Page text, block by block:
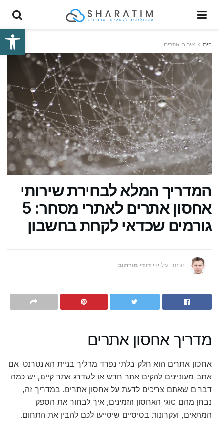
פתח
בית אירוח אתרים
המדריך המלא לבחירת שירותי
אחסון אתרים לאתרי מסחר: 5
גורמים שכדאי לקחת בחשבון
נכתב על ידי דודי מורתוב
מדריך אחסון אתרים
אחסון אתרים הוא חלק בלתי נפרד מהליך בניית האינטרנט. אם
אתם מעוניינים להקים אתר חדש או לשדרג אתר קיים, יש כמה
דברים שאתם צריכים לדעת על אחסון אתרים. במדריך זה,
נבחן מהם סוגי האחסון הזמינים, איך לבחור את הספק
המתאים, ועקרונות בסיסיים שיסייעו לכם להבין את התחום.